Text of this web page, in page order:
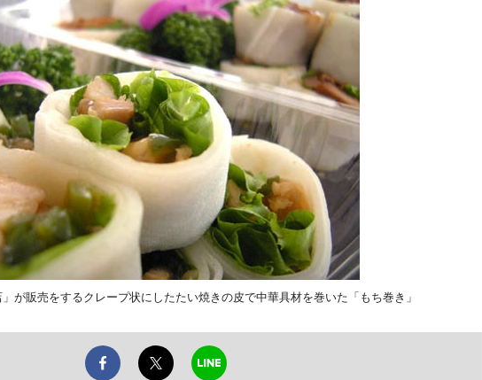
が販売をするクレープ状にしたたい焼きの皮で中華具材を巻いた「もち巻き」